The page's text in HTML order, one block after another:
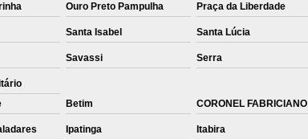
Sublimação para Camisetas
Ouro Preto Pampulha Praça da Liberdade
Santa Isabel Santa Lúcia
Savassi Serra
Betim CORONEL FABRICIANO
Ipatinga Itabira